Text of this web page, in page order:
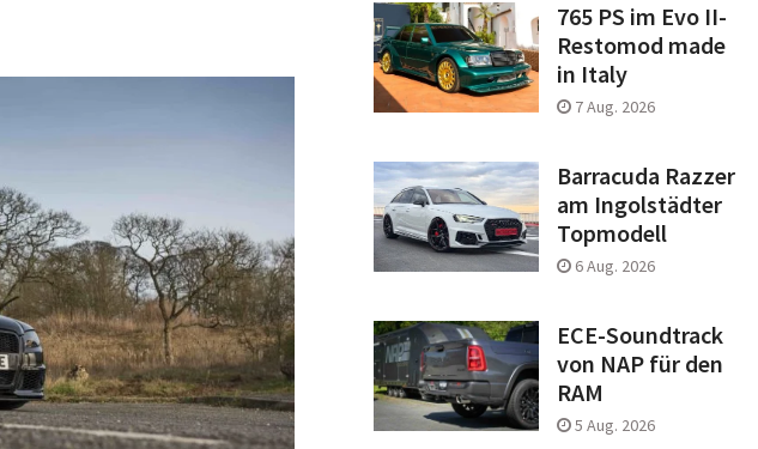
765 PS im Evo II-
Restomod made
in Italy
7 Aug. 2026
Barracuda Razzer
am Ingolstädter
Topmodell
6 Aug. 2026
ECE-Soundtrack
von NAP für den
RAM
5 Aug. 2026